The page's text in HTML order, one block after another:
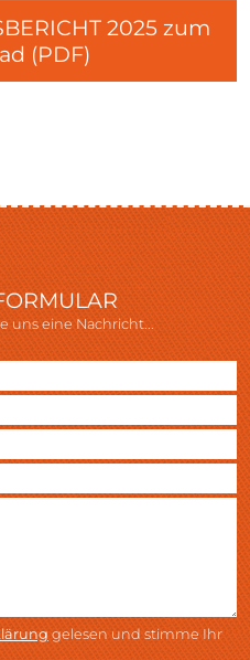
2025 zum
(PDF)
uns eine Nachricht...
gelesen und stimme Ihr